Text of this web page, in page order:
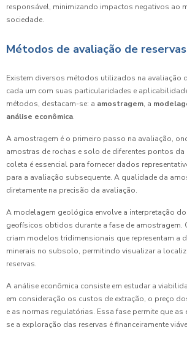
responsável, minimizando impactos negativos ao
sociedade.
Métodos de avaliação de
Existem diversos métodos utilizados na avaliação
cada um com suas particularidades e
métodos, destacam-se: a amostragem, a
análise econômica.
A amostragem é o primeiro passo na avaliação,
amostras de rochas e solo de diferentes pontos da
coleta é essencial para fornecer dados
para a avaliação subsequente. A qualidade da
diretamente na precisão da avaliação.
A modelagem geológica envolve a interpretação
geofísicos obtidos durante a fase de
criam modelos tridimensionais que representam a
minerais no subsolo, permitindo visualizar a
reservas.
A análise econômica consiste em estudar a
em consideração os custos de extração, o preço
e as normas regulatórias. Essa fase permite que as
se a exploração das reservas é financeiramente